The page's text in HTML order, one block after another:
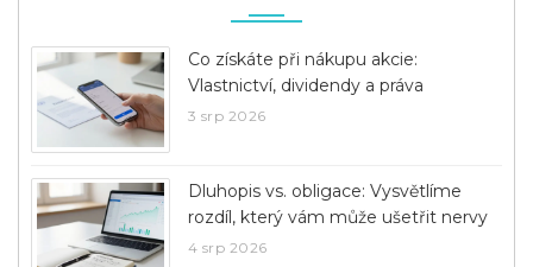
Co získáte při nákupu akcie:
Vlastnictví, dividendy a práva
3 srp 2026
Dluhopis vs. obligace: Vysvětlíme
rozdíl, který vám může ušetřit nervy
4 srp 2026